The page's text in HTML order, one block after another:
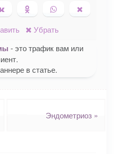
в Telegram
Поделиться ВКонтакте
Поделиться в
Одноклассниках
Поделиться в
WhatsApp
в X
Убрать
- это трафик вам или
в статье.
Эндометриоз »